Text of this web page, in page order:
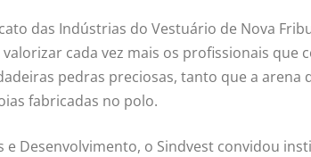
das Indústrias do Vestuário de Nova
cada vez mais os profissionais que
pedras preciosas, tanto que a arena
fabricadas no polo.
e Desenvolvimento, o Sindvest convidou